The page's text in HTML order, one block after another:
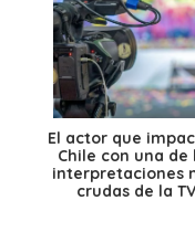
El actor que
Chile con una de
interpretaciones
crudas de la TV